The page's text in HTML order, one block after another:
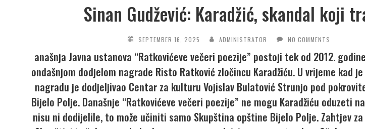
Sinan Gudžević: Karadžić, skandal koji
SEPTEMBER 16, 2025 ADMINISTRATOR NO COMMENTS
anašnja Javna ustanova “Ratkovićeve večeri poezije” postoji tek od 2012.
ondašnjom dodjelom nagrade Risto Ratković zločincu Karadžiću. U vrijeme kad
nagradu je dodjeljivao Centar za kulturu Vojislav Bulatović Strunjo pod
Bijelo Polje. Današnje “Ratkovićeve večeri poezije” ne mogu Karadžiću oduzeti
nisu ni dodijelile, to može učiniti samo Skupština opštine Bijelo Polje. Zahtjev